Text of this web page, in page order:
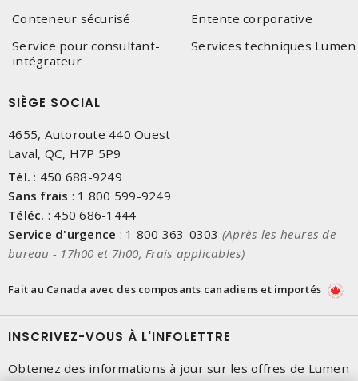
Conteneur sécurisé
Entente corporative
Service pour consultant-
intégrateur
Services techniques Lumen
SIÈGE SOCIAL
4655, Autoroute 440 Ouest
Laval, QC, H7P 5P9
Tél. : 450 688-9249
Sans frais : 1 800 599-9249
Téléc. : 450 686-1444
Service d'urgence : 1 800 363-0303 (Après les heures de
bureau - 17h00 et 7h00, Frais applicables)
Fait au Canada avec des composants canadiens et importés
INSCRIVEZ-VOUS À L'INFOLETTRE
Obtenez des informations à jour sur les offres de Lumen